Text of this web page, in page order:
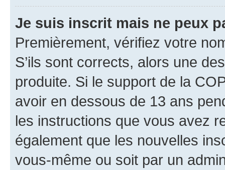
Je suis inscrit mais ne peux
Premièrement, vérifiez votre
S’ils sont corrects, alors une
produite. Si le support de la
avoir en dessous de 13 ans
les instructions que vous avez
également que les nouvelles
vous-même ou soit par un